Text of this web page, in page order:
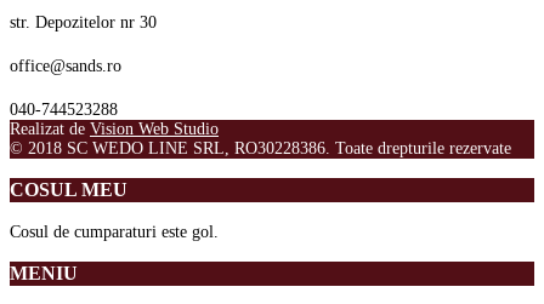
str. Depozitelor nr 30
office@sands.ro
040-744523288
Realizat de Vision Web Studio
© 2018 SC WEDO LINE SRL, RO30228386. Toate drepturile rezervate
COSUL MEU
Cosul de cumparaturi este gol.
MENIU